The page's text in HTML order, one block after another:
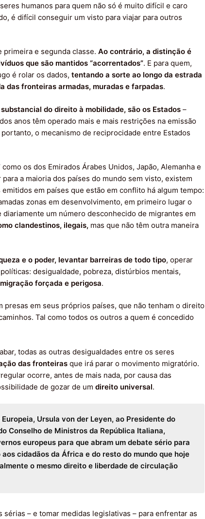
humanos para quem não só é muito difícil e caro
é difícil conseguir um visto para viajar para outros
primeira e segunda classe. Ao contrário, a distinção é
que são mantidos “acorrentados”. E para quem,
é rolar os dados, tentando a sorte ao longo da estrada
das fronteiras armadas, muradas e farpadas.
do direito à mobilidade, são os Estados –
anos têm operado mais e mais restrições na emissão
o mecanismo de reciprocidade entre Estados
os dos Emirados Árabes Unidos, Japão, Alemanha e
a maioria dos países do mundo sem visto, existem
em países que estão em conflito há algum tempo:
zonas em desenvolvimento, em primeiro lugar o
um número desconhecido de migrantes em
clandestinos, ilegais, mas que não têm outra maneira
e o poder, levantar barreiras de todo tipo, operar
desigualdade, pobreza, distúrbios mentais,
migração forçada e perigosa.
em seus próprios países, que não tenham o direito
Tal como todos os outros a quem é concedido
todas as outras desigualdades entre os seres
das fronteiras que irá parar o movimento migratório.
ocorre, antes de mais nada, por causa das
de gozar de um direito universal.
Ursula von der Leyen, ao Presidente do
Conselho de Ministros da República Italiana,
europeus para que abram um debate sério para
cidadãos da África e do resto do mundo que hoje
o mesmo direito e liberdade de circulação
– e tomar medidas legislativas – para enfrentar as